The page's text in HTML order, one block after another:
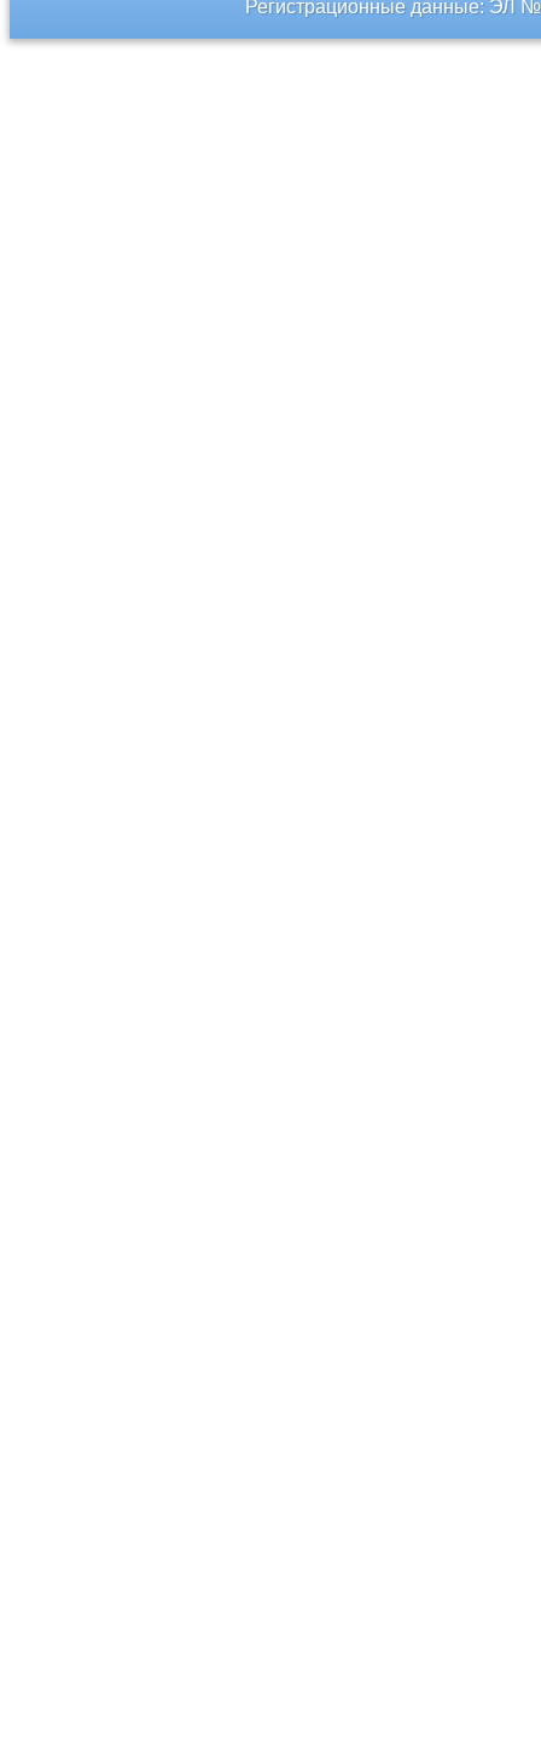
Регистрационные данные: ЭЛ №